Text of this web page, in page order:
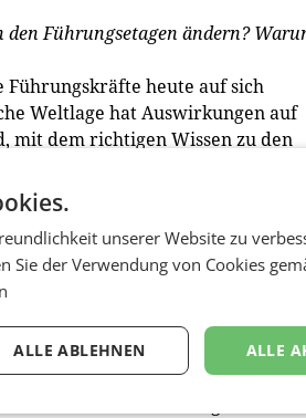
den Führungsetagen ändern?
Führungskräfte heute auf sich
Weltlage hat Auswirkungen auf
mit dem richtigen Wissen zu den
Das Thema KI wird uns noch
Was sind
Diese Themen sind neu
keine perfekten Lösungen.
auf der gleichen Ebene befinden,
lernen und gemeinsam
Box für Führungskräfte. Das
geht. Es befinden sich so viele
Anforderungen an
unserer Website zu
Sie der Verwendung von Cookies
ALLE
ALLE ABLEHNEN